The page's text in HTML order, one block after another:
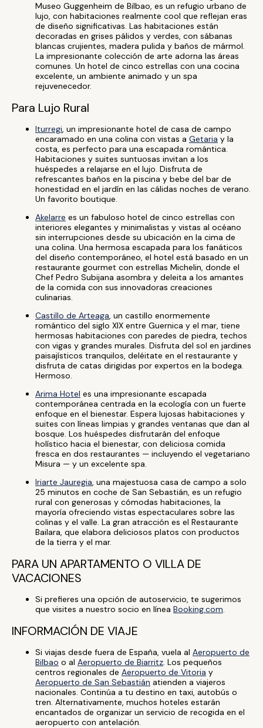
Museo Guggenheim de Bilbao, es un refugio urbano de
lujo, con habitaciones realmente cool que reflejan eras
de diseño significativas. Las habitaciones están
decoradas en grises pálidos y verdes, con sábanas
blancas crujientes, madera pulida y baños de mármol.
La impresionante colección de arte adorna las áreas
comunes. Un hotel de cinco estrellas con una cocina
excelente, un ambiente animado y un spa
rejuvenecedor.
Para Lujo Rural
Iturregi, un impresionante hotel de casa de campo
encaramado en una colina con vistas a Getaria y la
costa, es perfecto para una escapada romántica.
Habitaciones y suites suntuosas invitan a los
huéspedes a relajarse en el lujo. Disfruta de
refrescantes baños en la piscina y bebe del bar de
honestidad en el jardín en las cálidas noches de verano.
Un favorito boutique.
Akelarre es un fabuloso hotel de cinco estrellas con
interiores elegantes y minimalistas y vistas al océano
sin interrupciones desde su ubicación en la cima de
una colina. Una hermosa escapada para los fanáticos
del diseño contemporáneo, el hotel está basado en un
restaurante gourmet con estrellas Michelin, donde el
Chef Pedro Subijana asombra y deleita a los amantes
de la comida con sus innovadoras creaciones
culinarias.
Castillo de Arteaga, un castillo enormemente
romántico del siglo XIX entre Guernica y el mar, tiene
hermosas habitaciones con paredes de piedra, techos
con vigas y grandes murales. Disfruta del sol en jardines
paisajísticos tranquilos, deléitate en el restaurante y
disfruta de catas dirigidas por expertos en la bodega.
Hermoso.
Arima Hotel es una impresionante escapada
contemporánea centrada en la ecología con un fuerte
enfoque en el bienestar. Espera lujosas habitaciones y
suites con líneas limpias y grandes ventanas que dan al
bosque. Los huéspedes disfrutarán del enfoque
holístico hacia el bienestar, con deliciosa comida
fresca en dos restaurantes — incluyendo el vegetariano
Misura — y un excelente spa.
Iriarte Jauregia, una majestuosa casa de campo a solo
25 minutos en coche de San Sebastián, es un refugio
rural con generosas y cómodas habitaciones, la
mayoría ofreciendo vistas espectaculares sobre las
colinas y el valle. La gran atracción es el Restaurante
Bailara, que elabora deliciosos platos con productos
de la tierra y el mar.
PARA UN APARTAMENTO O VILLA DE
VACACIONES
Si prefieres una opción de autoservicio, te sugerimos
que visites a nuestro socio en línea Booking.com.
INFORMACIÓN DE VIAJE
Si viajas desde fuera de España, vuela al Aeropuerto de
Bilbao o al Aeropuerto de Biarritz. Los pequeños
centros regionales de Aeropuerto de Vitoria y
Aeropuerto de San Sebastián atienden a viajeros
nacionales. Continúa a tu destino en taxi, autobús o
tren. Alternativamente, muchos hoteles estarán
encantados de organizar un servicio de recogida en el
aeropuerto con antelación.